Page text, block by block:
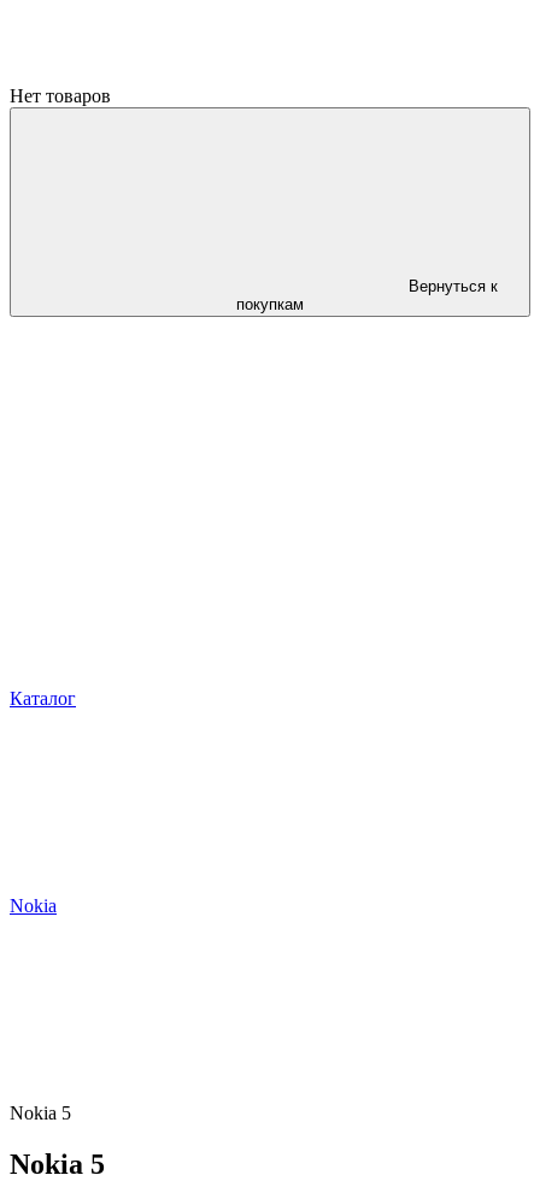
Нет товаров
Вернуться к
покупкам
Каталог
Nokia
Nokia 5
Nokia 5